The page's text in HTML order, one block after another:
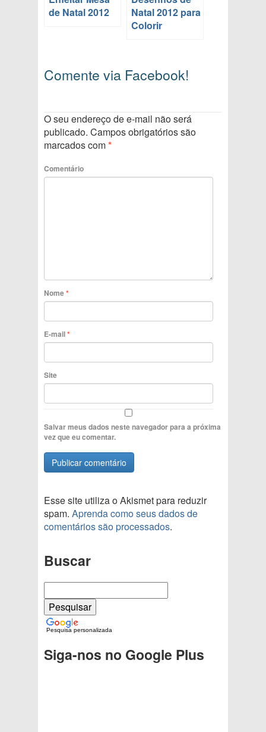
de Natal 2012
Natal 2012 para
Colorir
Comente via Facebook!
O seu endereço de e-mail não será
publicado. Campos obrigatórios são
marcados com*
Comentário
Nome*
E-mail*
Site
Salvar meus dados neste navegador para a próxima
vez que eu comentar.
Esse site utiliza o Akismet para reduzir
spam. Aprenda como seus dados de
comentários são processados.
Buscar
Pesquisa personalizada
Siga-nos no Google Plus